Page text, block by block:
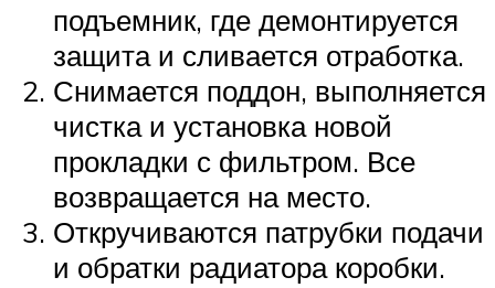
подъемник, где демонтируется
защита и сливается отработка.
Снимается поддон, выполняется
чистка и установка новой
прокладки с фильтром. Все
возвращается на место.
Откручиваются патрубки подачи
и обратки радиатора коробки.